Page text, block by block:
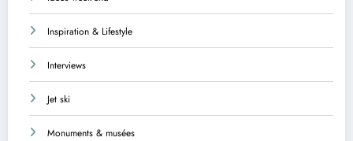
Inspiration & Lifestyle
Interviews
Jet ski
Monuments & musées